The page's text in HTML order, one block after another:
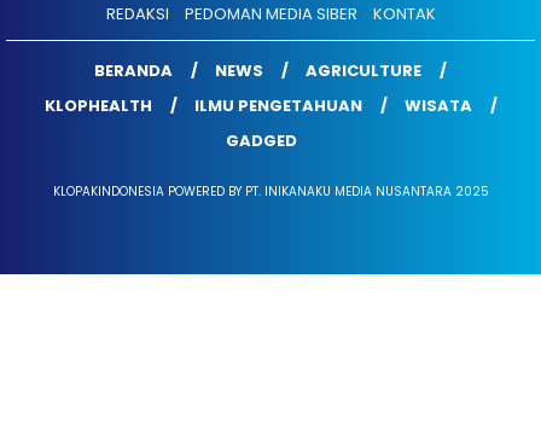
REDAKSI
PEDOMAN MEDIA SIBER KONTAK
BERANDA NEWS
AGRICULTURE
KLOPHEALTH
ILMU PENGETAHUAN
WISATA
GADGED
KLOPAKINDONESIA POWERED BY PT. INIKANAKU MEDIA NUSANTARA 2025